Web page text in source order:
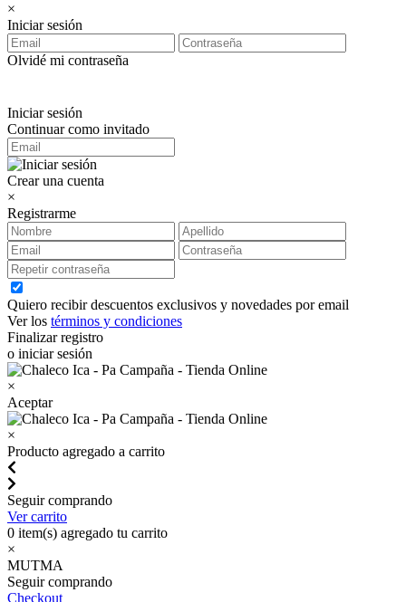
×
Iniciar sesión
Olvidé mi contraseña
Iniciar sesión
Continuar como invitado
Crear una cuenta
×
Registrarme
Quiero recibir descuentos exclusivos y novedades por email
Ver los términos y condiciones
Finalizar registro
o iniciar sesión
×
Aceptar
×
Producto agregado a carrito
Seguir comprando
Ver carrito
0 item(s) agregado tu carrito
×
MUTMA
Seguir comprando
Checkout